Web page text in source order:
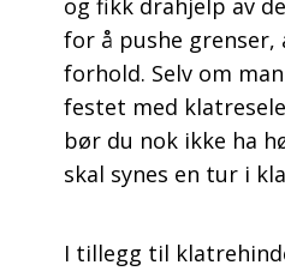
og fikk drahjelp av
for å pushe
forhold. Selv om
festet med
bør du nok ikke ha
skal synes en tur i
I tillegg til